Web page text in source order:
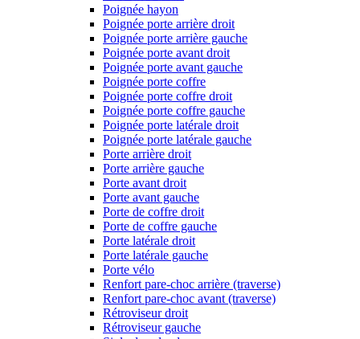
Poignée hayon
Poignée porte arrière droit
Poignée porte arrière gauche
Poignée porte avant droit
Poignée porte avant gauche
Poignée porte coffre
Poignée porte coffre droit
Poignée porte coffre gauche
Poignée porte latérale droit
Poignée porte latérale gauche
Porte arrière droit
Porte arrière gauche
Porte avant droit
Porte avant gauche
Porte de coffre droit
Porte de coffre gauche
Porte latérale droit
Porte latérale gauche
Porte vélo
Renfort pare-choc arrière (traverse)
Renfort pare-choc avant (traverse)
Rétroviseur droit
Rétroviseur gauche